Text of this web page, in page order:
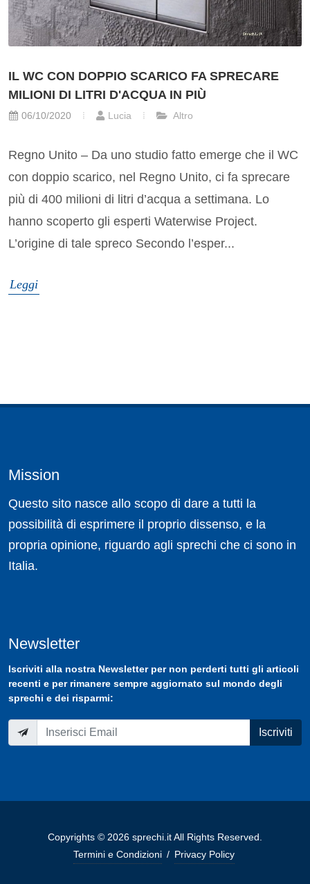
IL WC CON DOPPIO SCARICO FA SPRECARE
MILIONI DI LITRI D'ACQUA IN PIÙ
06/10/2020 Lucia Altro
Regno Unito – Da uno studio fatto emerge che il WC
con doppio scarico, nel Regno Unito, ci fa sprecare
più di 400 milioni di litri d’acqua a settimana. Lo
hanno scoperto gli esperti Waterwise Project.
L’origine di tale spreco Secondo l’esper...
Leggi
Mission
Questo sito nasce allo scopo di dare a tutti la
possibilità di esprimere il proprio dissenso, e la
propria opinione, riguardo agli sprechi che ci sono in
Italia.
Newsletter
Iscriviti alla nostra Newsletterper non perderti tutti gli articoli
recenti e per rimanere sempre aggiornato sul mondo degli
sprechi e dei risparmi:
Iscriviti
Copyrights © 2026 sprechi.it All Rights Reserved.
Termini e Condizioni / Privacy Policy